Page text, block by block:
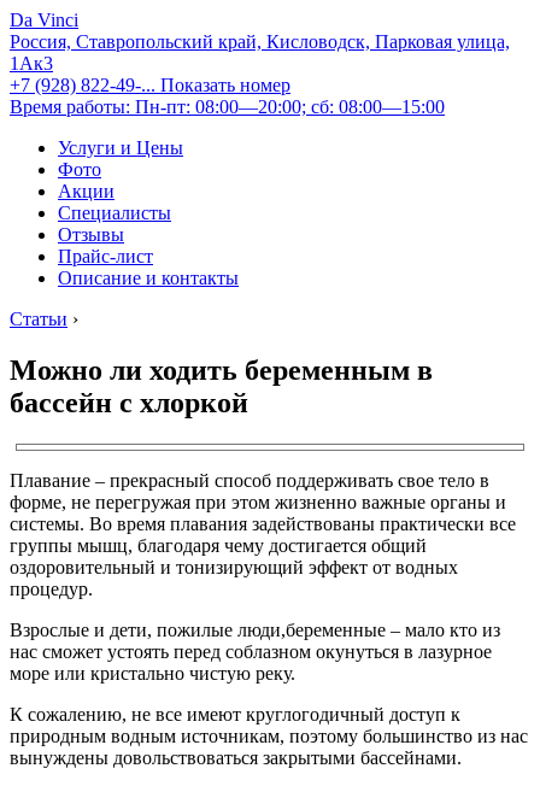
Da Vinci
Россия, Ставропольский край, Кисловодск, Парковая улица,
1Ак3
+7 (928) 822-49-... Показать номер
Время работы: Пн-пт: 08:00—20:00; сб: 08:00—15:00
Услуги и Цены
Фото
Акции
Специалисты
Отзывы
Прайс-лист
Описание и контакты
Статьи ›
Можно ли ходить беременным в
бассейн с хлоркой
Плавание – прекрасный способ поддерживать свое тело в
форме, не перегружая при этом жизненно важные органы и
системы. Во время плавания задействованы практически все
группы мышц, благодаря чему достигается общий
оздоровительный и тонизирующий эффект от водных
процедур.
Взрослые и дети, пожилые люди,беременные – мало кто из
нас сможет устоять перед соблазном окунуться в лазурное
море или кристально чистую реку.
К сожалению, не все имеют круглогодичный доступ к
природным водным источникам, поэтому большинство из нас
вынуждены довольствоваться закрытыми бассейнами.